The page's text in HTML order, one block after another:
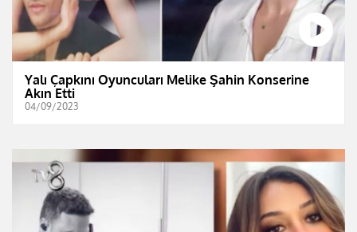
Yalı Çapkını Oyuncuları Melike Şahin Konserine
Akın Etti
04/09/2023